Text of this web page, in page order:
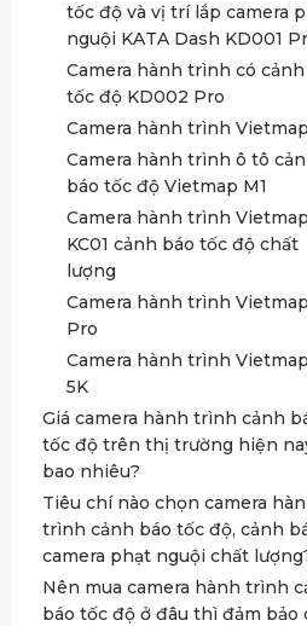
tốc độ và vị trí lắp camera
nguội KATA Dash KD001
Camera hành trình có cảnh
tốc độ KD002 Pro
Camera hành trình
Camera hành trình ô tô
báo tốc độ Vietmap M1
Camera hành trình Vietmap
KC01 cảnh báo tốc độ chất
lượng
Camera hành trình Vietmap
Pro
Camera hành trình
5K
Giá camera hành trình cảnh
tốc độ trên thị trường hiện
bao nhiêu?
Tiêu chí nào chọn camera
trình cảnh báo tốc độ, cảnh
camera phạt nguội chất
Nên mua camera hành trình
báo tốc độ ở đâu thì đảm bảo